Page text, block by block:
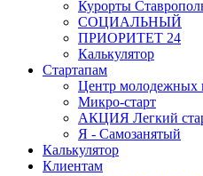
Курорты
СОЦИАЛЬНЫЙ
ПРИОРИТЕТ 24
Калькулятор
Стартапам
Центр молодежных
Микро-старт
АКЦИЯ Легкий
Я - Самозанятый
Калькулятор
Клиентам